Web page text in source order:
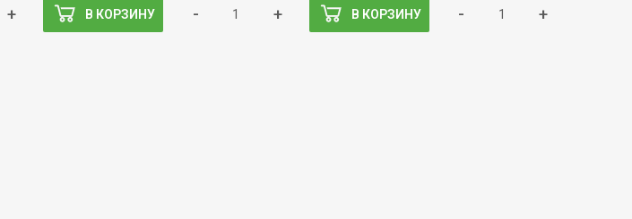
+ В КОРЗИНУ - + В КОРЗИНУ - +